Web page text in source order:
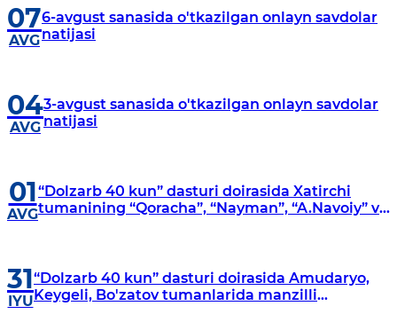
07
AVG
6-avgust sanasida o'tkazilgan onlayn savdolar
natijasi
04
AVG
3-avgust sanasida o'tkazilgan onlayn savdolar
natijasi
01
AVG
“Dolzarb 40 kun” dasturi doirasida Xatirchi
tumanining “Qoracha”, “Nayman”, “A.Navoiy” va
31
IYU
“Dolzarb 40 kun” dasturi doirasida Amudaryo,
Keygeli, Bo'zatov tumanlarida manzilli